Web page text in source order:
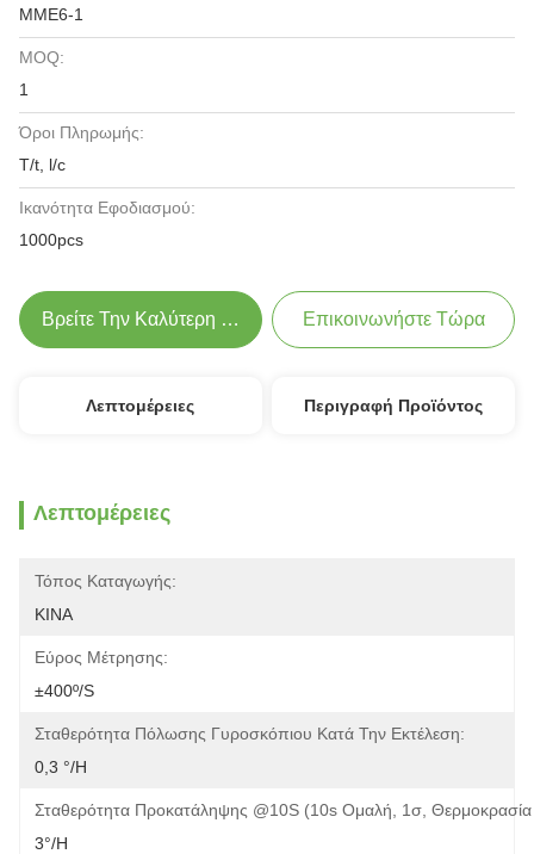
ΜΜΕ6-1
MOQ:
1
Όροι Πληρωμής:
T/t, l/c
Ικανότητα Εφοδιασμού:
1000pcs
Βρείτε Την Καλύτερη Τιμή Επικοινωνήστε Τώρα
Λεπτομέρειες Περιγραφή Προϊόντος
Λεπτομέρειες
Τόπος Καταγωγής:
ΚΙΝΑ
Εύρος Μέτρησης:
±400º/s
Σταθερότητα Πόλωσης Γυροσκόπιου Κατά Την Εκτέλεση:
0,3 °/h
Σταθερότητα Προκατάληψης @10S (10s Ομαλή, 1σ,
3°/h